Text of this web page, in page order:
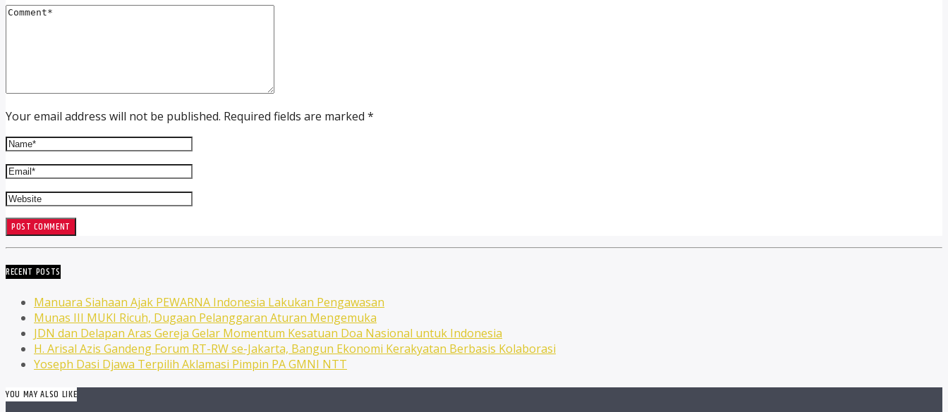
Your email address will not be published. Required fields are marked *
RECENT POSTS
Manuara Siahaan Ajak PEWARNA Indonesia Lakukan Pengawasan
Munas III MUKI Ricuh, Dugaan Pelanggaran Aturan Mengemuka
JDN dan Delapan Aras Gereja Gelar Momentum Kesatuan Doa Nasional untuk Indonesia
H. Arisal Azis Gandeng Forum RT-RW se-Jakarta, Bangun Ekonomi Kerakyatan Berbasis Kolaborasi
Yoseph Dasi Djawa Terpilih Aklamasi Pimpin PA GMNI NTT
YOU MAY ALSO LIKE